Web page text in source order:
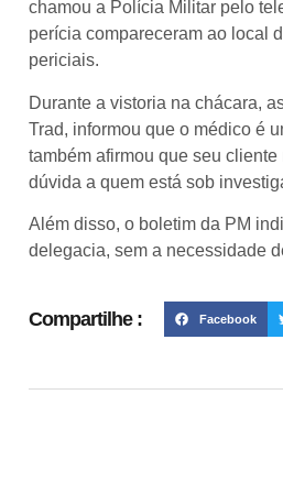
chamou a Polícia Militar pelo
perícia compareceram ao local
periciais.
Durante a vistoria na chácara,
Trad, informou que o médico é
também afirmou que seu
dúvida a quem está sob
Além disso, o boletim da PM
delegacia, sem a necessidade
Compartilhe : Facebook